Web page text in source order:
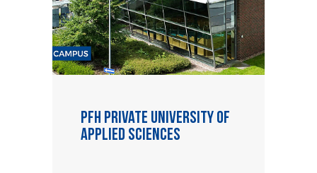
PFH Private University of
Applied Sciences